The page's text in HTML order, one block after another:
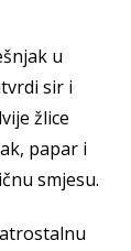
u
sir i
žlice
papar i
smjesu.